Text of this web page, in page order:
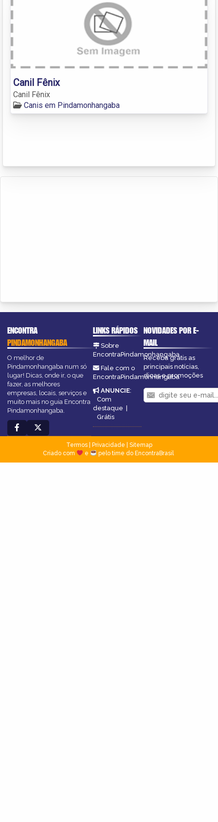
Canil Fênix
Canil Fênix
Canis em Pindamonhangaba
ENCONTRA
PINDAMONHANGABA
O melhor de
Pindamonhangaba num só
lugar! Dicas, onde ir, o que
fazer, as melhores
empresas, locais, serviços e
muito mais no guia Encontra
Pindamonhangaba.
LINKS RÁPIDOS
Sobre
EncontraPindamonhangaba
Fale com o
EncontraPindamonhangaba
ANUNCIE:
Com
destaque |
Grátis
NOVIDADES POR E-
MAIL
Receba grátis as
principais notícias,
dicas e promoções
Termos| Privacidade
Sitemap
Criado com
e pelo time do EncontraBrasil